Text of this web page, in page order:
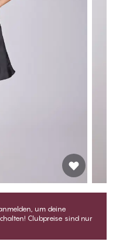
um deine
Clubpreise sind nur